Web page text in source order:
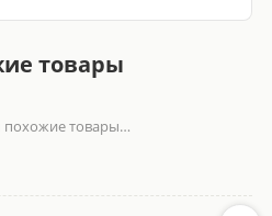
товары
товары…